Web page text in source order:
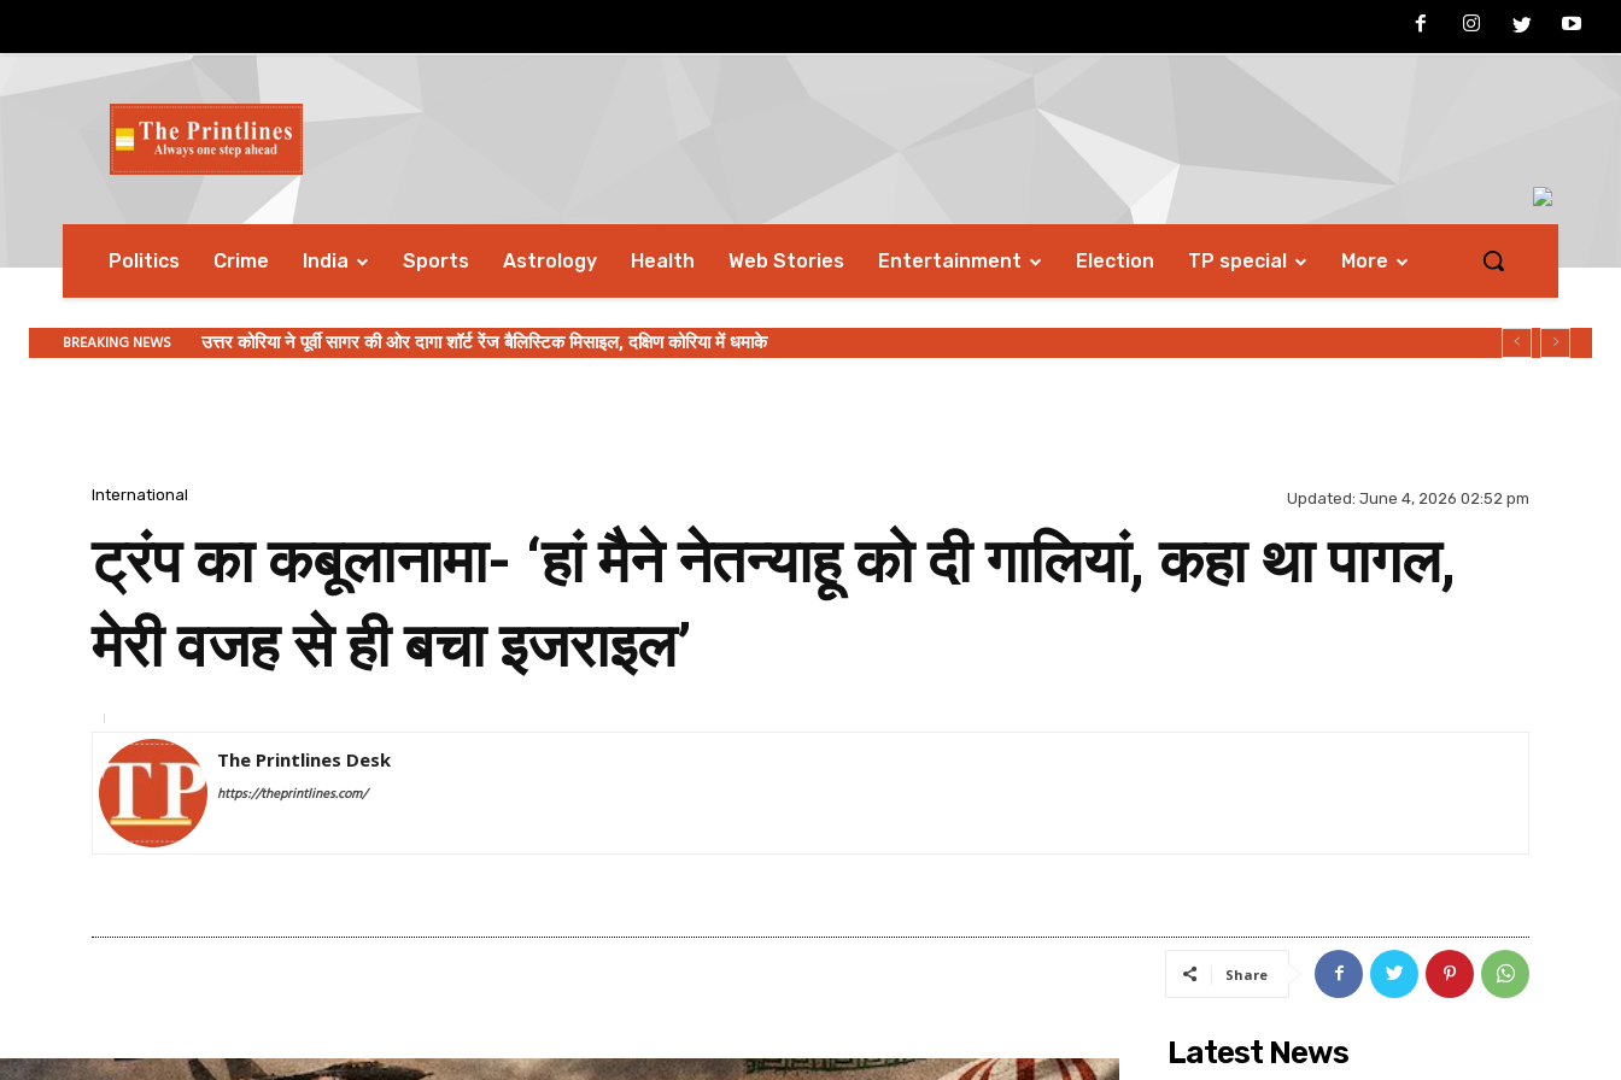
Politics Crime India Sports Astrology Health Web Stories Entertainment Election TP special More
BREAKING NEWS उत्तर कोरिया ने पूर्वी सागर की ओर दागा शॉर्ट रेंज बैलिस्टिक मिसाइल, दक्षिण कोरिया में धमाके
PM Modi की अध्यक्षता में कैबिनेट ने 23,731 करोड़ रुपए की ‘गोबरधन’ योजना को मंजूरी दी, किसानों के सशक्तिकरण और बायोगैस क्षेत्र को मिलेगा...
International Updated: June 4, 2026 02:52 pm
ट्रंप का कबूलानामा- ‘हां मैने नेतन्याहू को दी गालियां, कहा था पागल,
मेरी वजह से ही बचा इजराइल’
The Printlines Desk
https://theprintlines.com/
Share
Latest News